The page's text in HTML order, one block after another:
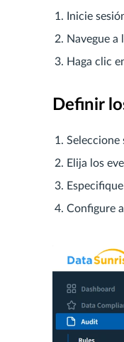
Inicie
Navegue a
Haga clic
Definir
Seleccione
Elija los
Configure